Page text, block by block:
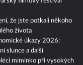
že jste potkali někoho
života
úkazy 2026:
slunce a další
miminko při vysokých